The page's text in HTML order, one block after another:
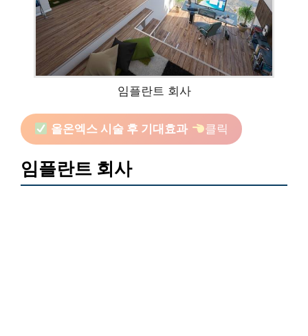
임플란트 회사
올온엑스 시술 후 기대효과 클릭
임플란트 회사